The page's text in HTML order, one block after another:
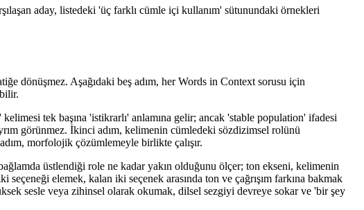
aday, listedeki 'üç farklı cümle içi kullanım' sütunundaki örnekleri
dönüşmez. Aşağıdaki beş adım, her Words in Context sorusu için
tek başına 'istikrarlı' anlamına gelir; ancak 'stable population' ifadesi
görünmez. İkinci adım, kelimenin cümledeki sözdizimsel rolünü
morfolojik çözümlemeyle birlikte çalışır.
üstlendiği role ne kadar yakın olduğunu ölçer; ton ekseni, kelimenin
elemek, kalan iki seçenek arasında ton ve çağrışım farkına bakmak
sesle veya zihinsel olarak okumak, dilsel sezgiyi devreye sokar ve 'bir şey